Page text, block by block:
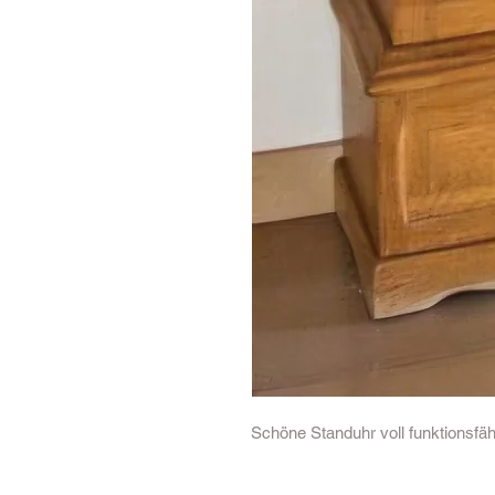
Schöne Standuhr voll